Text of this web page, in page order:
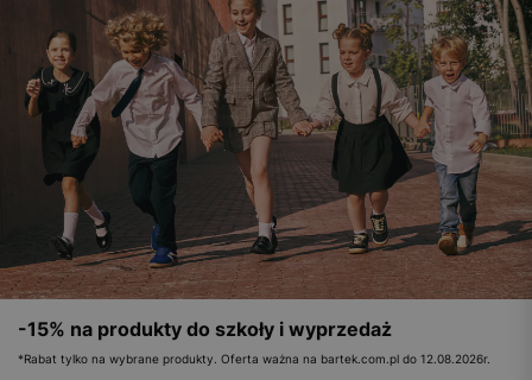
-15% na produkty do szkoły i wyprzedaż
*Rabat tylko na wybrane produkty. Oferta ważna na bartek.com.pl do 12.08.2026r.